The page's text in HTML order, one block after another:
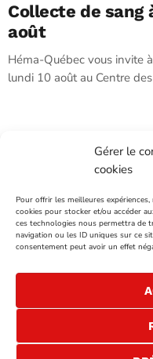
Gérer le
cookies
Pour offrir les meilleures
cookies pour stocker et/ou accéder
ces technologies nous permettra de
navigation ou les ID uniques sur ce
consentement peut avoir un effet
Collecte de sang
août
Héma-Québec vous invite
lundi 10 août au Centre
VENTES PUBLICITAIRES
NOUS JOINDRE